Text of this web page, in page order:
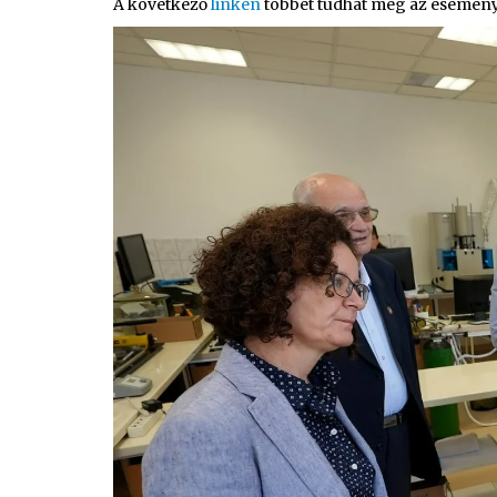
A következőlinkentöbbet tudhat meg az